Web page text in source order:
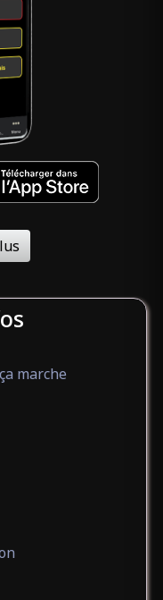
marche